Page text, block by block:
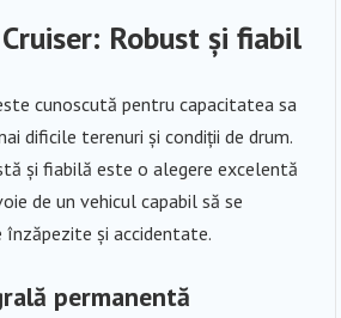
Robust și fiabil
cunoscută pentru capacitatea sa
dificile terenuri și condiții de drum.
și fiabilă este o alegere excelentă
de un vehicul capabil să se
înzăpezite și accidentate.
permanentă